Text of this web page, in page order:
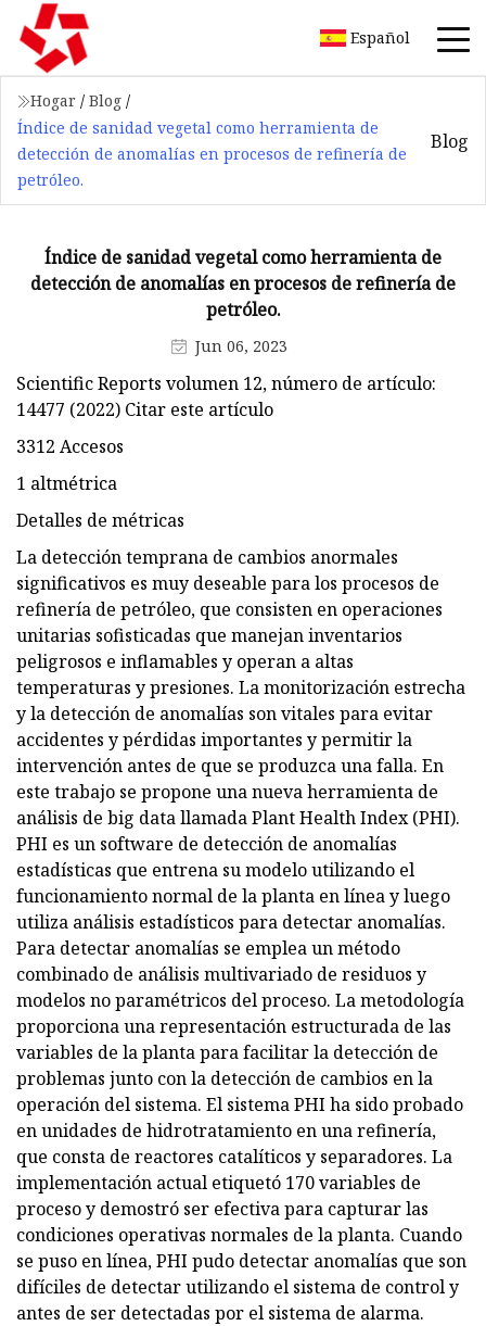
Español
Hogar / Blog /
Índice de sanidad vegetal como herramienta de
detección de anomalías en procesos de refinería de
petróleo.
Blog
Índice de sanidad vegetal como herramienta de
detección de anomalías en procesos de refinería de
petróleo.
Jun 06, 2023
Scientific Reports volumen 12, número de artículo:
14477 (2022) Citar este artículo
3312 Accesos
1 altmétrica
Detalles de métricas
La detección temprana de cambios anormales
significativos es muy deseable para los procesos de
refinería de petróleo, que consisten en operaciones
unitarias sofisticadas que manejan inventarios
peligrosos e inflamables y operan a altas
temperaturas y presiones. La monitorización estrecha
y la detección de anomalías son vitales para evitar
accidentes y pérdidas importantes y permitir la
intervención antes de que se produzca una falla. En
este trabajo se propone una nueva herramienta de
análisis de big data llamada Plant Health Index (PHI).
PHI es un software de detección de anomalías
estadísticas que entrena su modelo utilizando el
funcionamiento normal de la planta en línea y luego
utiliza análisis estadísticos para detectar anomalías.
Para detectar anomalías se emplea un método
combinado de análisis multivariado de residuos y
modelos no paramétricos del proceso. La metodología
proporciona una representación estructurada de las
variables de la planta para facilitar la detección de
problemas junto con la detección de cambios en la
operación del sistema. El sistema PHI ha sido probado
en unidades de hidrotratamiento en una refinería,
que consta de reactores catalíticos y separadores. La
implementación actual etiquetó 170 variables de
proceso y demostró ser efectiva para capturar las
condiciones operativas normales de la planta. Cuando
se puso en línea, PHI pudo detectar anomalías que son
difíciles de detectar utilizando el sistema de control y
antes de ser detectadas por el sistema de alarma.